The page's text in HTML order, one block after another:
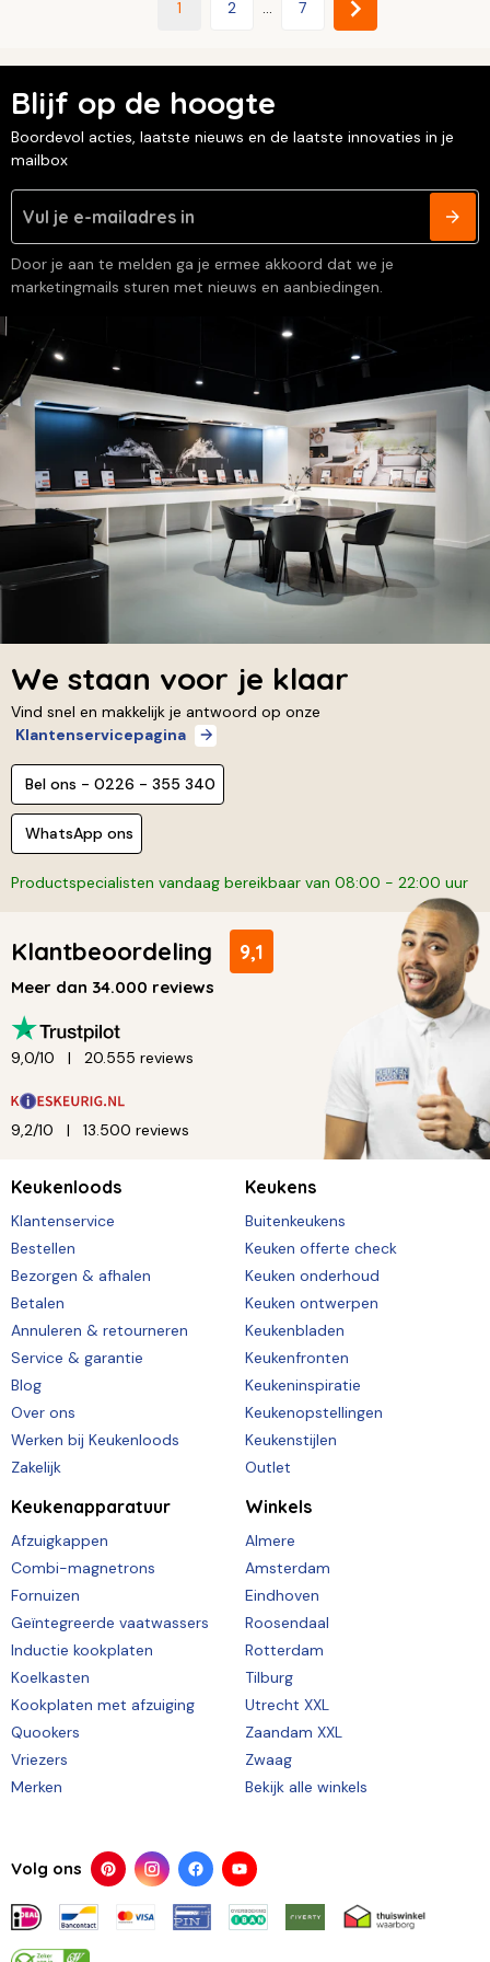
1 2 ... 7
Blijf op de hoogte
Boordevol acties, laatste nieuws en de laatste innovaties in je
mailbox
Door je aan te melden ga je ermee akkoord dat we je
marketingmails sturen met nieuws en aanbiedingen.
We staan voor je klaar
Vind snel en makkelijk je antwoord op onze
Klantenservicepagina
Bel ons - 0226 - 355 340
WhatsApp ons
Productspecialisten vandaag bereikbaar van 08:00 - 22:00 uur
Klantbeoordeling 9,1
Meer dan 34.000 reviews
9,0/10 20.555 reviews
9,2/10 13.500 reviews
Keukenloods
Klantenservice
Bestellen
Bezorgen & afhalen
Betalen
Annuleren & retourneren
Service & garantie
Blog
Over ons
Werken bij Keukenloods
Zakelijk
Keukens
Buitenkeukens
Keuken offerte check
Keuken onderhoud
Keuken ontwerpen
Keukenbladen
Keukenfronten
Keukeninspiratie
Keukenopstellingen
Keukenstijlen
Outlet
Keukenapparatuur
Afzuigkappen
Combi-magnetrons
Fornuizen
Geïntegreerde vaatwassers
Inductie kookplaten
Koelkasten
Kookplaten met afzuiging
Quookers
Vriezers
Merken
Winkels
Almere
Amsterdam
Eindhoven
Roosendaal
Rotterdam
Tilburg
Utrecht XXL
Zaandam XXL
Zwaag
Bekijk alle winkels
Volg ons